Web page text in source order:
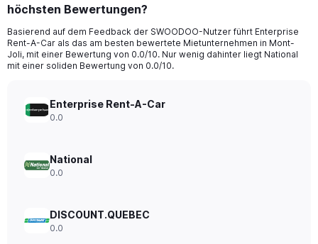
höchsten Bewertungen?
Basierend auf dem Feedback der SWOODOO-Nutzer führt Enterprise
Rent-A-Car als das am besten bewertete Mietunternehmen in Mont-
Joli, mit einer Bewertung von 0.0/10. Nur wenig dahinter liegt National
mit einer soliden Bewertung von 0.0/10.
Enterprise Rent-A-Car
0.0
National
0.0
DISCOUNT.QUEBEC
0.0